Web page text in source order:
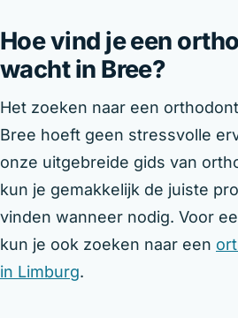
Hoe vind je een
wacht in Bree?
Het zoeken naar een
Bree hoeft geen stressvolle
onze uitgebreide gids van
kun je gemakkelijk de juiste
vinden wanneer nodig. Voor
kun je ook zoeken naar een
in Limburg.